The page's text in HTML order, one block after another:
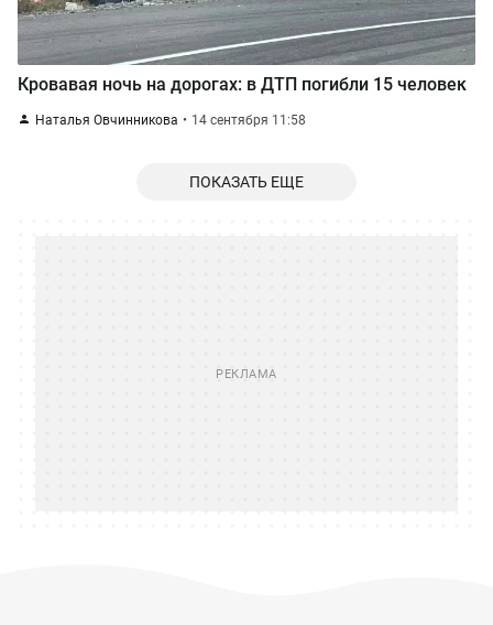
Кровавая ночь на дорогах: в ДТП погибли 15 человек
Наталья Овчинникова 14 сентября 11:58
ПОКАЗАТЬ ЕЩЕ